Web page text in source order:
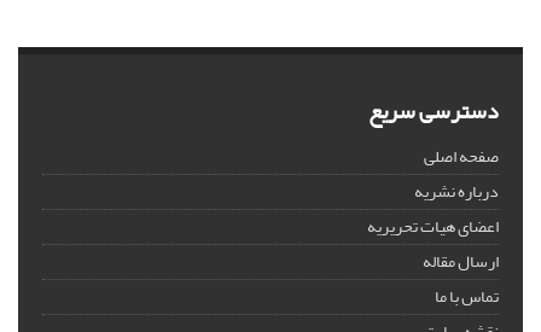
دسترسی سریع
صفحه اصلی
درباره نشریه
اعضای هیات تحریریه
ارسال مقاله
تماس با ما